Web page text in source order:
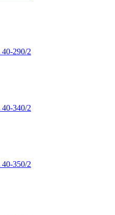
290/2
340/2
350/2